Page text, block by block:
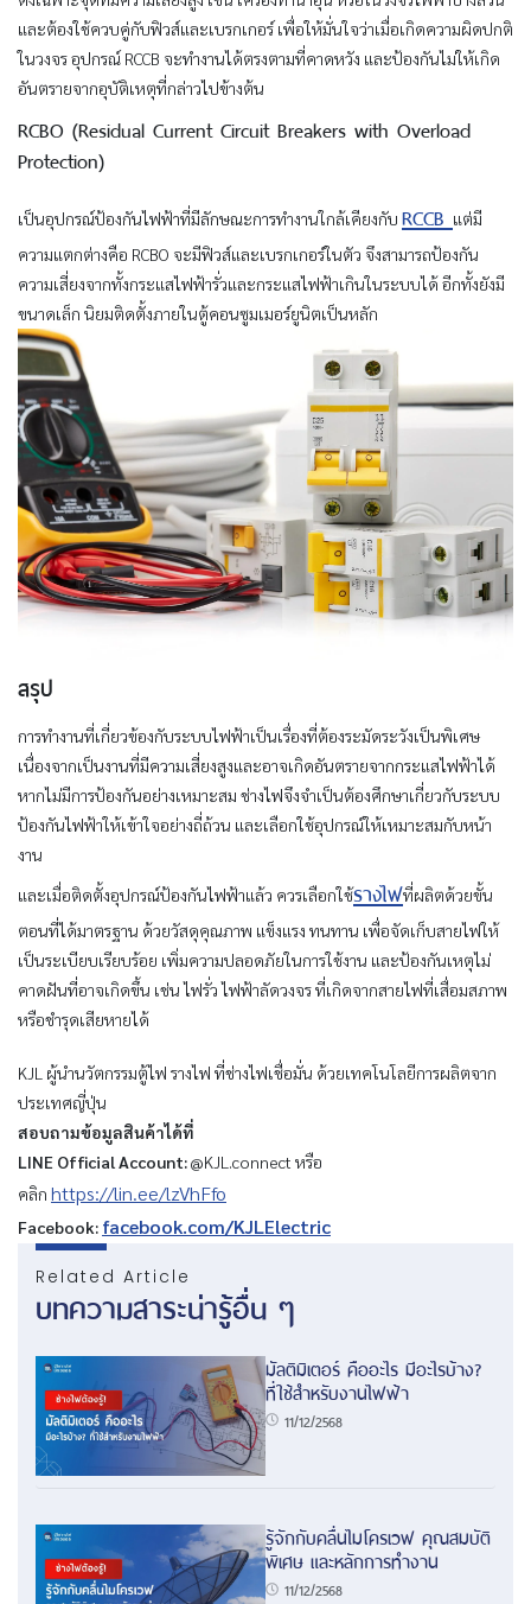
และต้องใช้ควบคู่กับฟิวส์และเบรกเกอร์ เพื่อให้มั่นใจว่าเมื่อเกิดความผิดปกติ
ในวงจร อุปกรณ์ RCCB จะทำงานได้ตรงตามที่คาดหวัง และป้องกันไม่ให้เกิด
อันตรายจากอุบัติเหตุที่กล่าวไปข้างต้น
RCBO (Residual Current Circuit Breakers with Overload
Protection)
เป็นอุปกรณ์ป้องกันไฟฟ้าที่มีลักษณะการทำงานใกล้เคียงกับ RCCB แต่มี
ความแตกต่างคือ RCBO จะมีฟิวส์และเบรกเกอร์ในตัว จึงสามารถป้องกัน
ความเสี่ยงจากทั้งกระแสไฟฟ้ารั่วและกระแสไฟฟ้าเกินในระบบได้ อีกทั้งยังมี
ขนาดเล็ก นิยมติดตั้งภายในตู้คอนซูมเมอร์ยูนิตเป็นหลัก
สรุป
การทำงานที่เกี่ยวข้องกับระบบไฟฟ้าเป็นเรื่องที่ต้องระมัดระวังเป็นพิเศษ
เนื่องจากเป็นงานที่มีความเสี่ยงสูงและอาจเกิดอันตรายจากกระแสไฟฟ้าได้
หากไม่มีการป้องกันอย่างเหมาะสม ช่างไฟจึงจำเป็นต้องศึกษาเกี่ยวกับระบบ
ป้องกันไฟฟ้าให้เข้าใจอย่างถี่ถ้วน และเลือกใช้อุปกรณ์ให้เหมาะสมกับหน้า
งาน
และเมื่อติดตั้งอุปกรณ์ป้องกันไฟฟ้าแล้ว ควรเลือกใช้รางไฟที่ผลิตด้วยขั้น
ตอนที่ได้มาตรฐาน ด้วยวัสดุคุณภาพ แข็งแรง ทนทาน เพื่อจัดเก็บสายไฟให้
เป็นระเบียบเรียบร้อย เพิ่มความปลอดภัยในการใช้งาน และป้องกันเหตุไม่
คาดฝันที่อาจเกิดขึ้น เช่น ไฟรั่ว ไฟฟ้าลัดวงจร ที่เกิดจากสายไฟที่เสื่อมสภาพ
หรือชำรุดเสียหายได้
KJL ผู้นำนวัตกรรมตู้ไฟ รางไฟ ที่ช่างไฟเชื่อมั่น ด้วยเทคโนโลยีการผลิตจาก
ประเทศญี่ปุ่น
สอบถามข้อมูลสินค้าได้ที่
LINE Official Account:@KJL.connect หรือ
คลิก https://lin.ee/lzVhFfo
Facebook: facebook.com/KJLElectric
Related Article
บทความสาระน่ารู้อื่น ๆ
มัลติมิเตอร์ คืออะไร มีอะไรบ้าง?
ที่ใช้สำหรับงานไฟฟ้า
11/12/2568
รู้จักกับคลื่นไมโครเวฟ คุณสมบัติ
พิเศษ และหลักการทำงาน
11/12/2568